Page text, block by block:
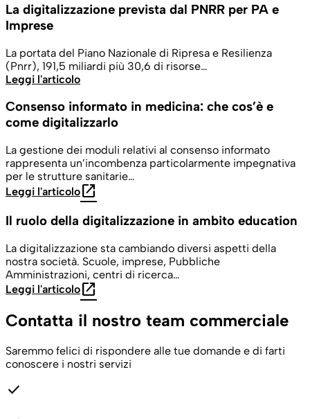
La digitalizzazione prevista dal PNRR per PA e
Imprese
La portata del Piano Nazionale di Ripresa e Resilienza
(Pnrr), 191,5 miliardi più 30,6 di risorse…
Leggi l'articolo
Consenso informato in medicina: che cos’è e
come digitalizzarlo
La gestione dei moduli relativi al consenso informato
rappresenta un’incombenza particolarmente impegnativa
per le strutture sanitarie…
Leggi l'articoloopen_in_new
Il ruolo della digitalizzazione in ambito education
La digitalizzazione sta cambiando diversi aspetti della
nostra società. Scuole, imprese, Pubbliche
Amministrazioni, centri di ricerca…
Leggi l'articoloopen_in_new
Contatta il nostro team commerciale
Saremmo felici di rispondere alle tue domande e di farti
conoscere i nostri servizi
check